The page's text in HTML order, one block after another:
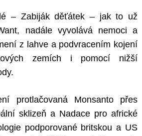
– Zabiják děťátek – jak to už
nadále vyvolává nemoci a
z lahve a podvracením kojení
zemích i pomocí nižší
protlačovaná Monsanto přes
sklizeň a Nadace pro africké
podporované britskou a US